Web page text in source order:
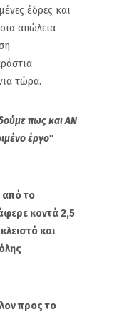
έδρες και
απώλεια
τώρα.
πως και ΑΝ
έργο''
από το
κοντά 2,5
και
προς το